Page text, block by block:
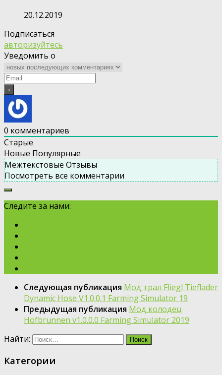
20.12.2019
Подписаться
авторизуйтесь
Уведомить о
0 комментариев
Старые
Новые Популярные
Межтекстовые Отзывы
Посмотреть все комментарии
Следите за нами:
Следующая публикация Moд трал Fliegl Tieflader
Dynamic Hose V1.0.0.1 Farming Simulator 19
Предыдущая публикация Мод колодец
Hofbrunnen v1.0.0.0 Farming Simulator 2019
Найти:
Категории